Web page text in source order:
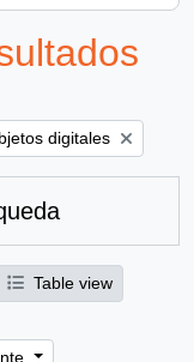
filter:digitales
Table view